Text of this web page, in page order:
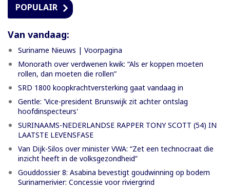
POPULAIR
Van vandaag:
Suriname Nieuws | Voorpagina
Monorath over verdwenen kwik: “Als er koppen moeten
rollen, dan moeten die rollen”
SRD 1800 koopkrachtversterking gaat vandaag in
Gentle: 'Vice-president Brunswijk zit achter ontslag
hoofdinspecteurs'
SURINAAMS-NEDERLANDSE RAPPER TONY SCOTT (54) IN
LAATSTE LEVENSFASE
Van Dijk-Silos over minister VWA: “Zet een technocraat die
inzicht heeft in de volksgezondheid”
Gouddossier 8: Asabina bevestigt goudwinning op bodem
Surinamerivier: Concessie voor riviergrind